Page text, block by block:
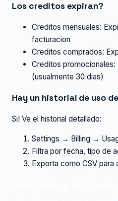
Los creditos expiran?
Creditos mensuales:
facturacion
Creditos comprados:
Creditos promocionales:
(usualmente 30 dias)
Hay un historial de uso
Si! Ve el historial detallado:
Settings → Billing →
Filtra por fecha, tipo de
Exporta como CSV para